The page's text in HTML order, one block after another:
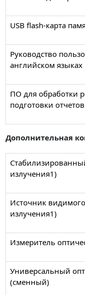
USB flash-карта
Руководство
английском языках
ПО для обработки
подготовки отчетов
Дополнительная
излучения1)
Источник
излучения1)
Измеритель
Универсальный
(сменный)